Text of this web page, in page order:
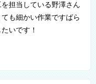
担当している野澤さん
も細かい作業ですばら
いにしたいです！